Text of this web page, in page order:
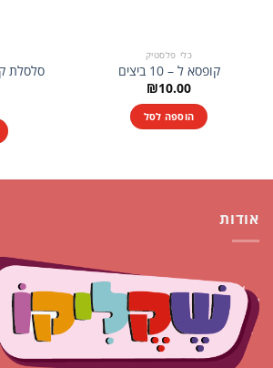
כלי פלסטיק
קופסא ל – 10 ביצים
₪10.00
הוספה לסל
אודות